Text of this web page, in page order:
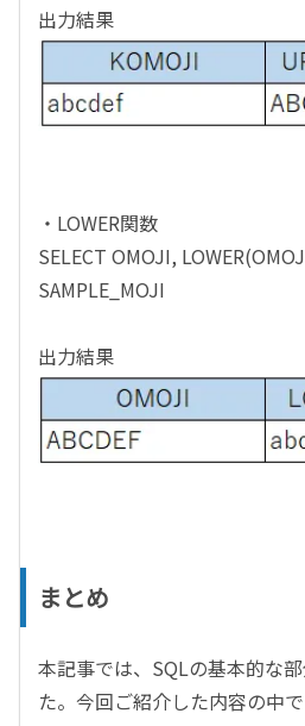
出力結果
・LOWER関数
SELECT OMOJI,
SAMPLE_MOJI
出力結果
まとめ
本記事では、SQLの基本的な
た。今回ご紹介した内容の中